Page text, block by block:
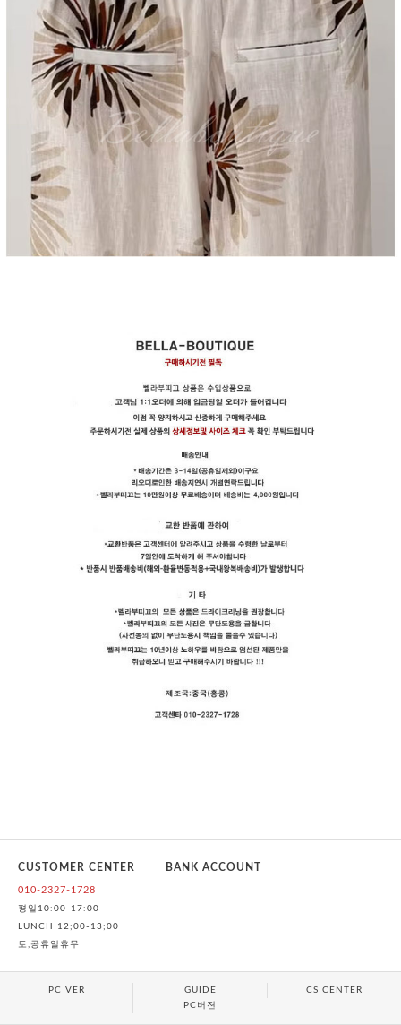
CUSTOMER CENTER
010-2327-1728
평일10:00-17:00
LUNCH 12;00-13;00
토,공휴일휴무
BANK ACCOUNT
PC VER GUIDE
CS CENTER
PC버젼